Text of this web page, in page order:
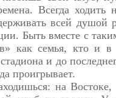
Всегда ходить
всей душой
Быть вместе с
как семья, кто и
и до
проигрывает.
на